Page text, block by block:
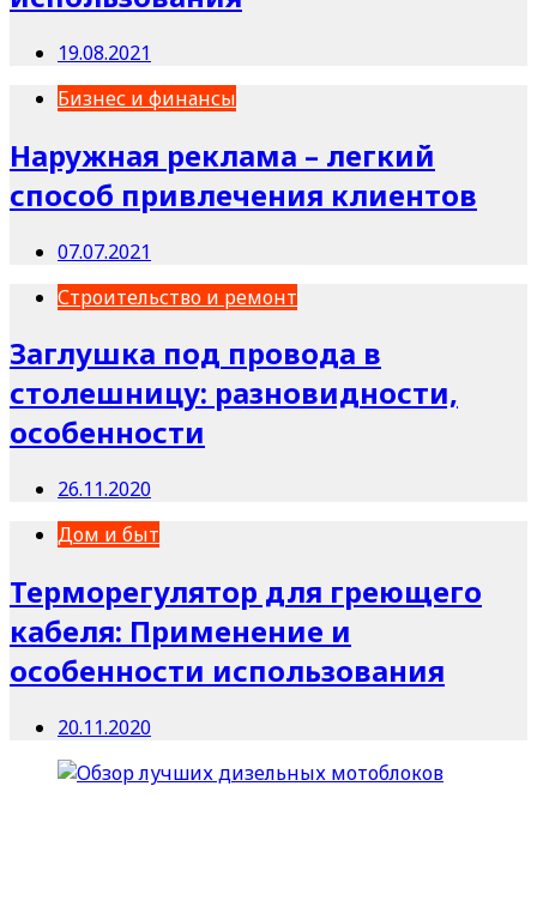
19.08.2021
Бизнес и финансы
Наружная реклама – легкий
способ привлечения клиентов
07.07.2021
Строительство и ремонт
Заглушка под провода в
столешницу: разновидности,
особенности
26.11.2020
Дом и быт
Терморегулятор для греющего
кабеля: Применение и
особенности использования
20.11.2020